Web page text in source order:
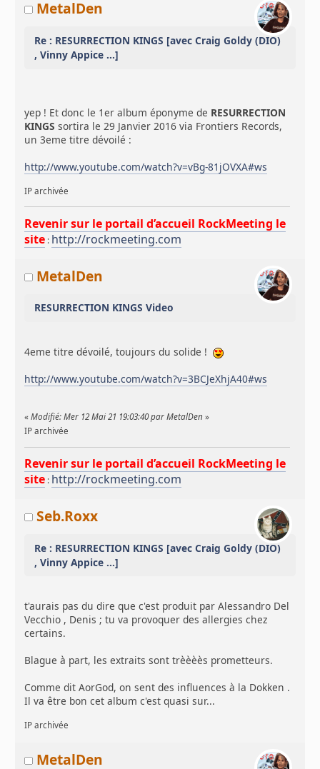
MetalDen
Re : RESURRECTION KINGS [avec Craig Goldy (DIO)
, Vinny Appice ...]
yep ! Et donc le 1er album éponyme de RESURRECTION
KINGS sortira le 29 Janvier 2016 via Frontiers Records,
un 3eme titre dévoilé :
http://www.youtube.com/watch?v=vBg-81jOVXA#ws
IP archivée
Revenir sur le portail d’accueil RockMeeting le
site : http://rockmeeting.com
MetalDen
RESURRECTION KINGS Video
4eme titre dévoilé, toujours du solide !
http://www.youtube.com/watch?v=3BCJeXhjA40#ws
«Modifié: Mer 12 Mai 21 19:03:40 par MetalDen »
IP archivée
Revenir sur le portail d’accueil RockMeeting le
site : http://rockmeeting.com
Seb.Roxx
Re : RESURRECTION KINGS [avec Craig Goldy (DIO)
, Vinny Appice ...]
t'aurais pas du dire que c'est produit par Alessandro Del
Vecchio , Denis ; tu va provoquer des allergies chez
certains.
Blague à part, les extraits sont trèèèès prometteurs.
Comme dit AorGod, on sent des influences à la Dokken .
Il va être bon cet album c'est quasi sur...
IP archivée
MetalDen